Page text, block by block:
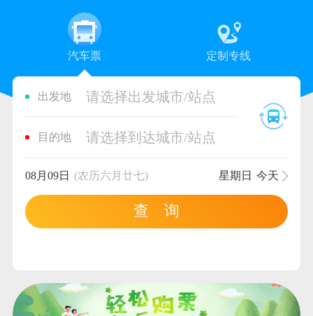
汽车票 定制专线
出发地 请选择出发城市/站点
目的地 请选择到达城市/站点
08月09日 (农历六月廿七) 星期日 今天
查 询